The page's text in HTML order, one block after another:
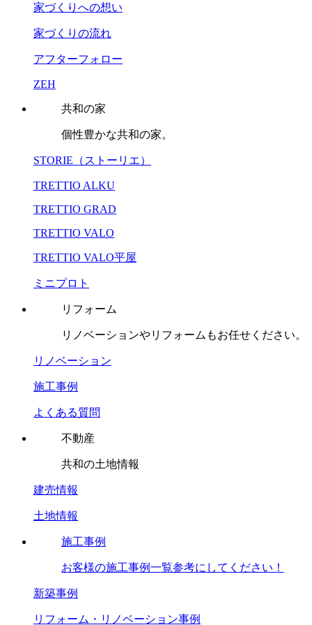
家づくりへの想い
家づくりの流れ
アフターフォロー
ZEH
共和の家
個性豊かな共和の家。
STORIE（ストーリエ）
TRETTIO ALKU
TRETTIO GRAD
TRETTIO VALO
TRETTIO VALO平屋
ミニプロト
リフォーム
リノベーションやリフォームもお任せください。
リノベーション
施工事例
よくある質問
不動産
共和の土地情報
建売情報
土地情報
施工事例
お客様の施工事例一覧参考にしてください！
新築事例
リフォーム・リノベーション事例